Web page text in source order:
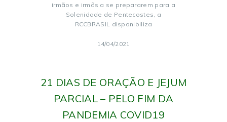
irmãos e irmãs a se prepararem para a
Solenidade de Pentecostes, a
RCCBRASIL disponibiliza
14/04/2021
21 DIAS DE ORAÇÃO E JEJUM
PARCIAL – PELO FIM DA
PANDEMIA COVID19